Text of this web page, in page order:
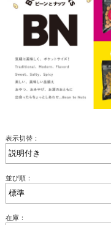
表示切替：
並び順：
在庫：